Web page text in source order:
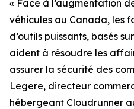
« Face à l’augmentation
véhicules au Canada, les
d’outils puissants, basés
aident à résoudre les
assurer la sécurité des
Legere, directeur
hébergeant Cloudrunner